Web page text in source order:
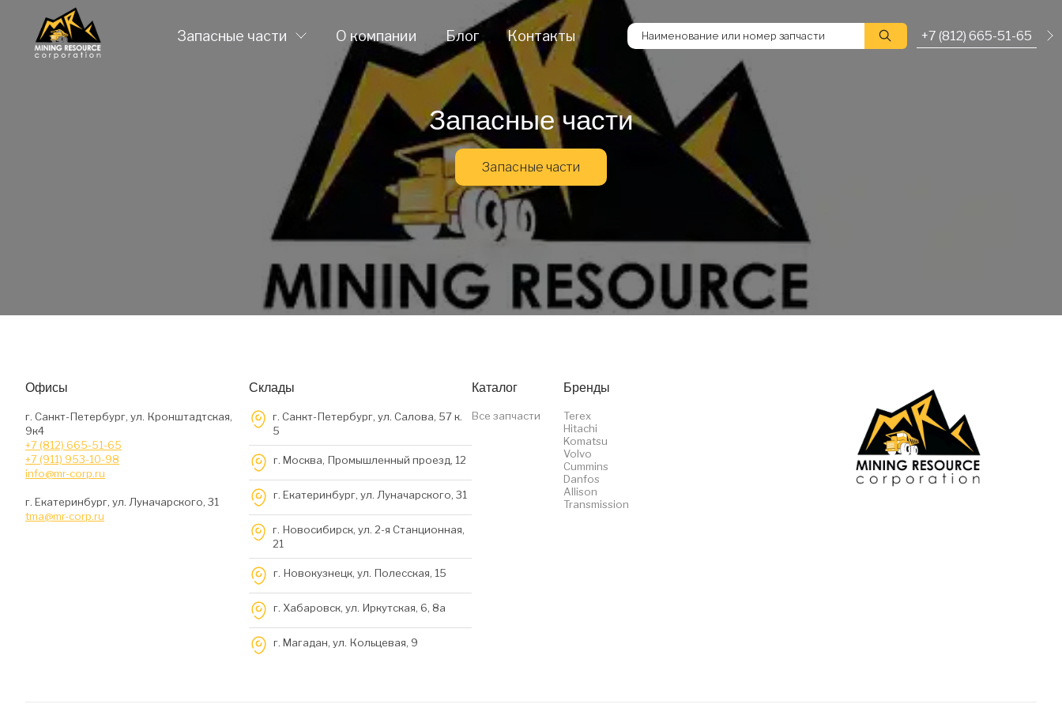
Запасные части О компании Блог Контакты Наименование или номер запчасти +7 (812) 665-51-65
Запасные части
Запасные части
Офисы
г. Санкт-Петербург, ул. Кронштадтская,
9к4
+7 (812) 665-51-65
+7 (911) 953-10-98
info@mr-corp.ru
г. Екатеринбург, ул. Луначарского, 31
tma@mr-corp.ru
Склады
г. Санкт-Петербург, ул. Салова, 57 к.
5
г. Москва, Промышленный проезд, 12
г. Екатеринбург, ул. Луначарского, 31
г. Новосибирск, ул. 2-я Станционная,
21
г. Новокузнецк, ул. Полесская, 15
г. Хабаровск, ул. Иркутская, 6, 8a
г. Магадан, ул. Кольцевая, 9
Каталог
Все запчасти
Бренды
Terex
Hitachi
Komatsu
Volvo
Cummins
Danfos
Allison
Transmission